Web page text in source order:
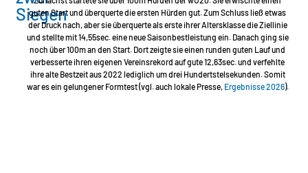
Siegen
guten Start und überquerte die ersten Hürden gut. Zum Schluss ließ etwas
der Druck nach, aber sie überquerte als erste ihrer Altersklasse die Ziellinie
und stellte mit 14,55sec. eine neue Saisonbestleistung ein. Danach ging sie
noch über 100m an den Start. Dort zeigte sie einen runden guten Lauf und
verbesserte ihren eigenen Vereinsrekord auf gute 12,63sec. und verfehlte
ihre alte Bestzeit aus 2022 lediglich um drei Hundertstelsekunden. Somit
war es ein gelungener Formtest (vgl. auch lokale Presse, Ergebnisse 2026).